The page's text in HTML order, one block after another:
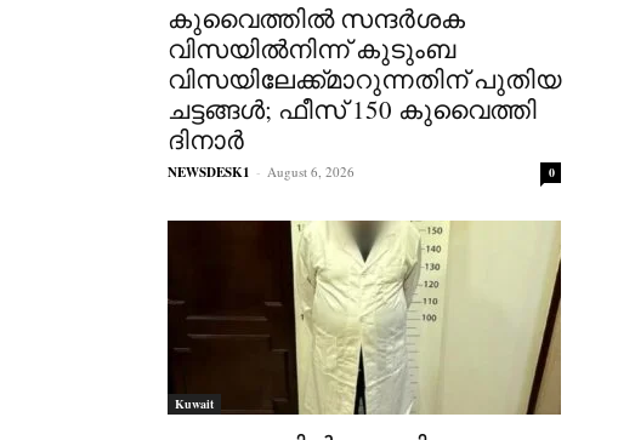
കുവൈത്തിൽ സന്ദർശക
വിസയിൽനിന്ന് കുടുംബ
വിസയിലേക്ക്മാറുന്നതിന് പുതിയ
ചട്ടങ്ങൾ; ഫീസ് 150 കുവൈത്തി
ദിനാർ
NEWSDESK1 - August 6, 2026 0
Kuwait